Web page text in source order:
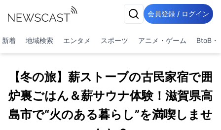
会員登録 / ログイン
新着 地域検索 エンタメ スポーツ アニメ・ゲーム BtoB・
【冬の旅】薪ストーブの古民家宿で囲
炉裏ごはん＆薪サウナ体験！滋賀県高
島市で“火のある暮らし”を満喫しませ